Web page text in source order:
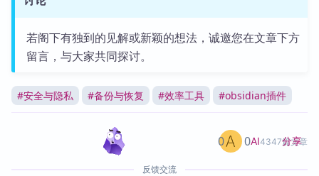
若阁下有独到的见解或新颖的想法，诚邀您在文章下方
留言，与大家共同探讨。
#安全与隐私 #备份与恢复 #效率工具 #obsidian插件
AI4347篇文章
0 0 分享
反馈交流